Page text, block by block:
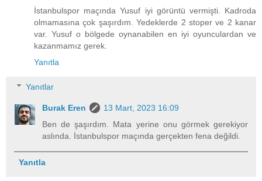
İstanbulspor maçında Yusuf iyi görüntü vermişti. Kadroda
olmamasına çok şaşırdım. Yedeklerde 2 stoper ve 2 kanar
var. Yusuf o bölgede oynanabilen en iyi oyunculardan ve
kazanmamız gerek.
Yanıtla
Yanıtlar
Burak Eren
13 Mart, 2023 16:09
Ben de şaşırdım. Mata yerine onu görmek gerekiyor
aslında. İstanbulspor maçında gerçekten fena değildi.
Yanıtla